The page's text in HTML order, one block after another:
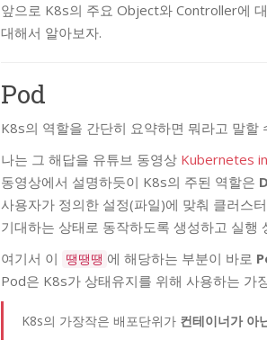
앞으로 K8s의 주요 Object와 Controller에
대해서 알아보자.
Pod
K8s의 역할을 간단히 요약하면 뭐라고 말할
나는 그 해답을 유튜브 동영상 Kubernetes
동영상에서 설명하듯이 K8s의 주된 역할은
사용자가 정의한 설정(파일)에 맞춰 클러스
기대하는 상태로 동작하도록 생성하고 실행
여기서 이
땡땡땡 에 해당하는 부분이 바로
Pod은 K8s가 상태유지를 위해 사용하는 가
K8s의 가장작은 배포단위가 컨테이너가 아